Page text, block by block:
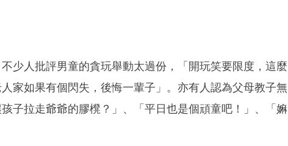
少人批評男童的貪玩舉動太過份，「開玩笑要限度，這麼
家如果有個閃失，後悔一輩子」。亦有人認為父母教子無
子拉走爺爺的膠櫈？」、「平日也是個頑童吧！」、「嫲